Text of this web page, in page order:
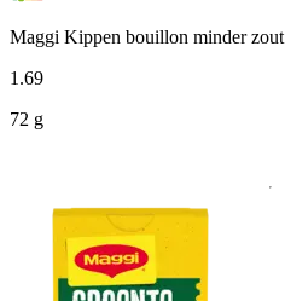
Maggi Kippen bouillon minder zout
1 .69
72 g